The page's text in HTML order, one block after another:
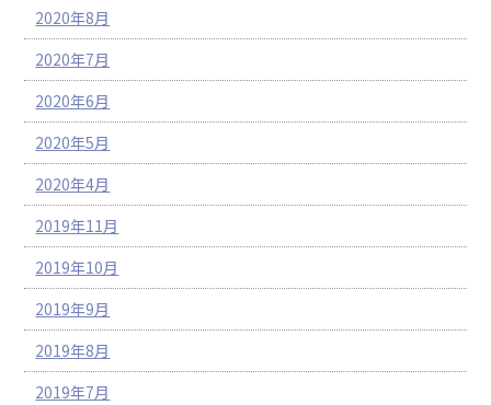
2020年8月
2020年7月
2020年6月
2020年5月
2020年4月
2019年11月
2019年10月
2019年9月
2019年8月
2019年7月